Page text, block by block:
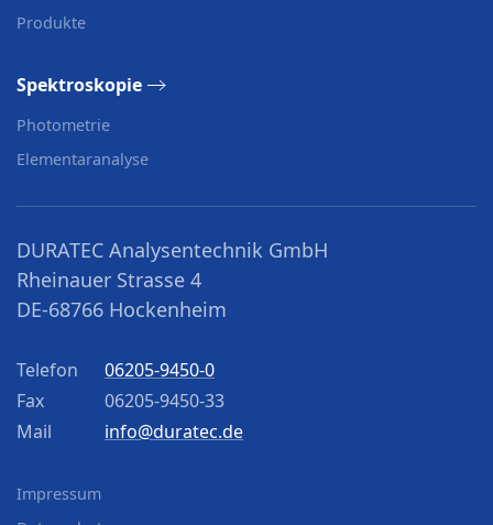
Produkte
Spektroskopie
Photometrie
Elementaranalyse
DURATEC Analysentechnik GmbH
Rheinauer Strasse 4
DE-68766 Hockenheim
Telefon
06205-9450-0
Fax
06205-9450-33
Mail
info@duratec.de
Impressum